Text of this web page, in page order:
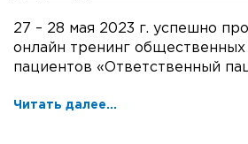
27 – 28 мая 2023 г. успешно
онлайн тренинг общественных
пациентов «Ответственный
Читать далее...